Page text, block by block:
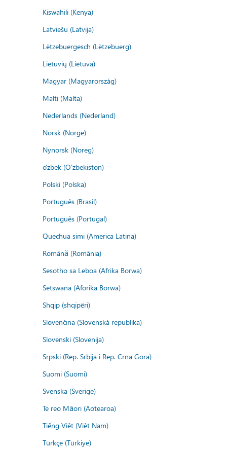
Kiswahili (Kenya)
Latviešu (Latvija)
Lëtzebuergesch (Lëtzebuerg)
Lietuvių (Lietuva)
Magyar (Magyarország)
Malti (Malta)
Nederlands (Nederland)
Norsk (Norge)
Nynorsk (Noreg)
o'zbek (O'zbekiston)
Polski (Polska)
Português (Brasil)
Português (Portugal)
Quechua simi (America Latina)
Română (România)
Sesotho sa Leboa (Afrika Borwa)
Setswana (Aforika Borwa)
Shqip (shqipëri)
Slovenčina (Slovenská republika)
Slovenski (Slovenija)
Srpski (Rep. Srbija i Rep. Crna Gora)
Suomi (Suomi)
Svenska (Sverige)
Te reo Māori (Aotearoa)
Tiếng Việt (Việt Nam)
Türkçe (Türkiye)